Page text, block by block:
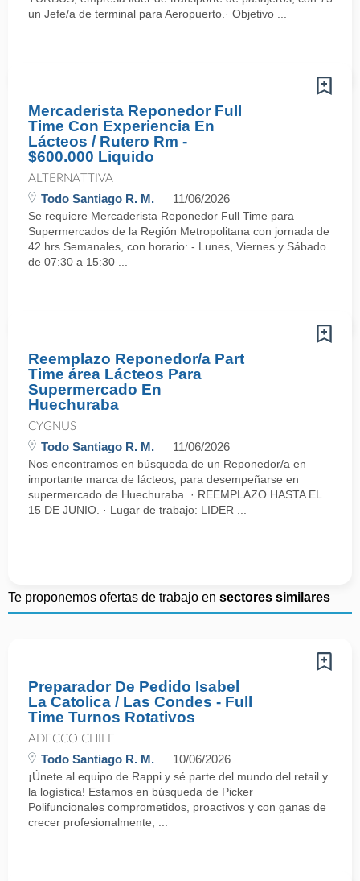
un Jefe/a de terminal para Aeropuerto.· Objetivo ...
Mercaderista Reponedor Full
Time Con Experiencia En
Lácteos / Rutero Rm -
$600.000 Liquido
ALTERNATTIVA
Todo Santiago R. M. 11/06/2026
Se requiere Mercaderista Reponedor Full Time para
Supermercados de la Región Metropolitana con jornada de
42 hrs Semanales, con horario: - Lunes, Viernes y Sábado
de 07:30 a 15:30 ...
Reemplazo Reponedor/a Part
Time área Lácteos Para
Supermercado En
Huechuraba
CYGNUS
Todo Santiago R. M. 11/06/2026
Nos encontramos en búsqueda de un Reponedor/a en
importante marca de lácteos, para desempeñarse en
supermercado de Huechuraba. · REEMPLAZO HASTA EL
15 DE JUNIO. · Lugar de trabajo: LIDER ...
Te proponemos ofertas de trabajo en sectores similares
Preparador De Pedido Isabel
La Catolica / Las Condes - Full
Time Turnos Rotativos
ADECCO CHILE
Todo Santiago R. M. 10/06/2026
¡Únete al equipo de Rappi y sé parte del mundo del retail y
la logística! Estamos en búsqueda de Picker
Polifuncionales comprometidos, proactivos y con ganas de
crecer profesionalmente, ...